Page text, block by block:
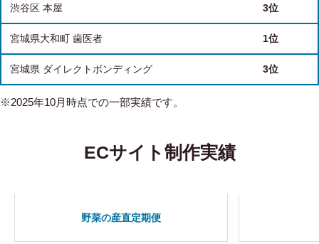
渋谷区 本屋 3位
宮城県大和町 歯医者 1位
宮城県 ダイレクトボンディング 3位
※2025年10月時点での一部実績です。
ECサイト制作実績
野菜の産直定期便